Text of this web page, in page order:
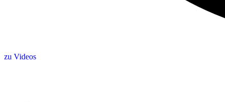
zu Videos